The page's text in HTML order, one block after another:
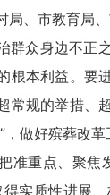
局、市教育局
群众身边不正
根本利益。要
常规的举措、
，做好殡葬改
准重点、聚焦
实质性进展